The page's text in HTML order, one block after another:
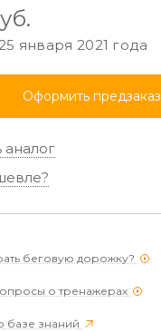
января 2021 года
Оформить предзаказ
аналог
беговую дорожку?
о тренажерах
базе знаний